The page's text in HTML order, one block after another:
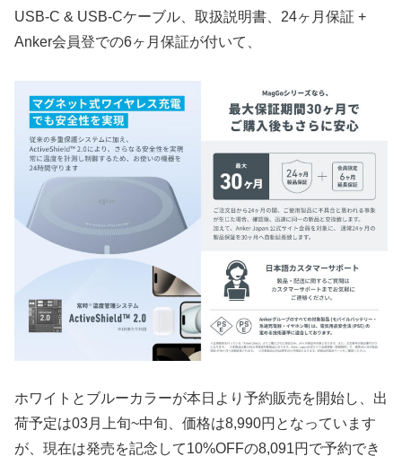
USB-C & USB-Cケーブル、取扱説明書、24ヶ月保証 +
Anker会員登での6ヶ月保証が付いて、
ホワイトとブルーカラーが本日より予約販売を開始し、出
荷予定は03月上旬~中旬、価格は8,990円となっています
が、現在は発売を記念して10%OFFの8,091円で予約でき